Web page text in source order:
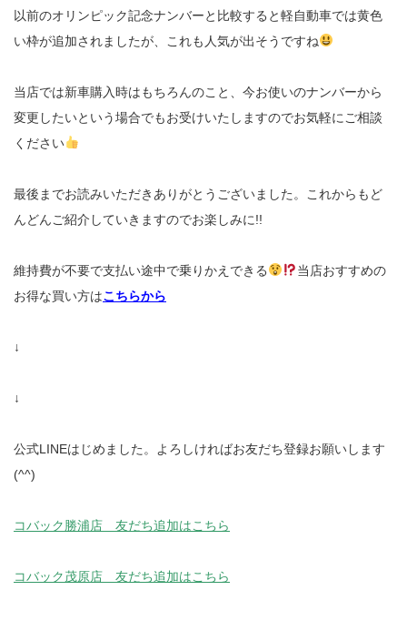
以前のオリンピック記念ナンバーと比較すると軽自動車では黄色
い枠が追加されましたが、これも人気が出そうですね
当店では新車購入時はもちろんのこと、今お使いのナンバーから
変更したいという場合でもお受けいたしますのでお気軽にご相談
ください
最後までお読みいただきありがとうございました。これからもど
んどんご紹介していきますのでお楽しみに!!
維持費が不要で支払い途中で乗りかえできる
当店おすすめの
お得な買い方はこちらから
↓
↓
公式LINEはじめました。よろしければお友だち登録お願いします
(^^)
コバック勝浦店 友だち追加はこちら
コバック茂原店 友だち追加はこちら